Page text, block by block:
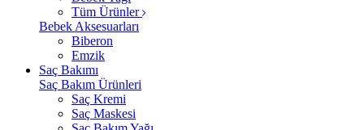
Tüm Ürünler
Bebek Aksesuarları
Biberon
Emzik
Saç Bakımı
Saç Bakım Ürünleri
Saç Kremi
Saç Maskesi